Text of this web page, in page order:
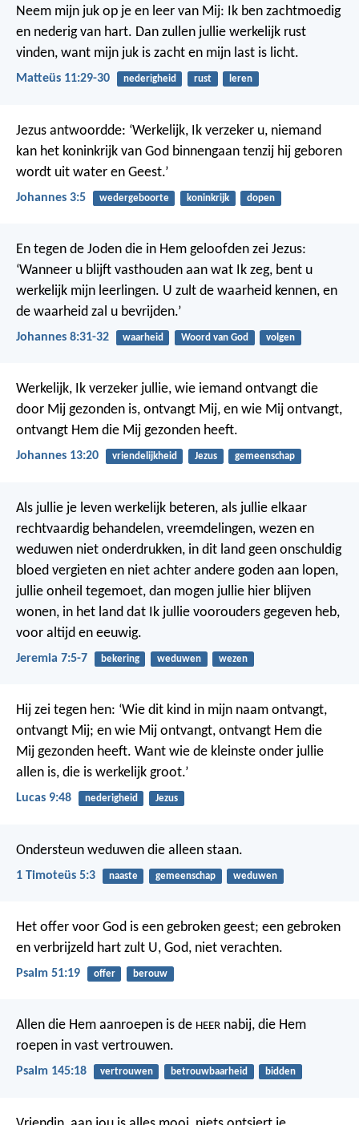
Neem mijn juk op je en leer van Mij: Ik ben zachtmoedig
en nederig van hart. Dan zullen jullie werkelijk rust
vinden, want mijn juk is zacht en mijn last is licht.
Matteüs 11:29-30 nederigheid rust leren
Jezus antwoordde: ‘Werkelijk, Ik verzeker u, niemand
kan het koninkrijk van God binnengaan tenzij hij geboren
wordt uit water en Geest.’
Johannes 3:5 wedergeboorte koninkrijk dopen
En tegen de Joden die in Hem geloofden zei Jezus:
‘Wanneer u blijft vasthouden aan wat Ik zeg, bent u
werkelijk mijn leerlingen. U zult de waarheid kennen, en
de waarheid zal u bevrijden.’
Johannes 8:31-32 waarheid Woord van God volgen
Werkelijk, Ik verzeker jullie, wie iemand ontvangt die
door Mij gezonden is, ontvangt Mij, en wie Mij ontvangt,
ontvangt Hem die Mij gezonden heeft.
Johannes 13:20 vriendelijkheid Jezus gemeenschap
Als jullie je leven werkelijk beteren, als jullie elkaar
rechtvaardig behandelen, vreemdelingen, wezen en
weduwen niet onderdrukken, in dit land geen onschuldig
bloed vergieten en niet achter andere goden aan lopen,
jullie onheil tegemoet, dan mogen jullie hier blijven
wonen, in het land dat Ik jullie voorouders gegeven heb,
voor altijd en eeuwig.
Jeremia 7:5-7 bekering weduwen wezen
Hij zei tegen hen: ‘Wie dit kind in mijn naam ontvangt,
ontvangt Mij; en wie Mij ontvangt, ontvangt Hem die
Mij gezonden heeft. Want wie de kleinste onder jullie
allen is, die is werkelijk groot.’
Lucas 9:48 nederigheid Jezus
Ondersteun weduwen die alleen staan.
1 Timoteüs 5:3 naaste gemeenschap weduwen
Het offer voor God is een gebroken geest; een gebroken
en verbrijzeld hart zult U, God, niet verachten.
Psalm 51:19 offer berouw
Allen die Hem aanroepen is de HEER nabij, die Hem
roepen in vast vertrouwen.
Psalm 145:18 vertrouwen betrouwbaarheid bidden